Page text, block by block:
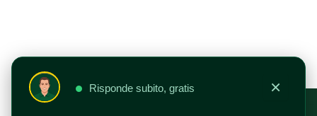
Risponde subito, gratis ×